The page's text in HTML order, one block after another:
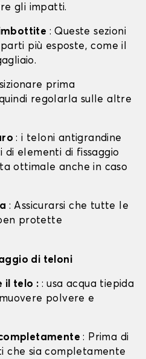
gli impatti.
: Queste sezioni
più esposte, come il
prima
regolarla sulle altre
: i teloni antigrandine
di elementi di fissaggio
ottimale anche in caso
: Assicurarsi che tutte le
protette
di teloni
il telo : : usa acqua tiepida
polvere e
: Prima di
che sia completamente